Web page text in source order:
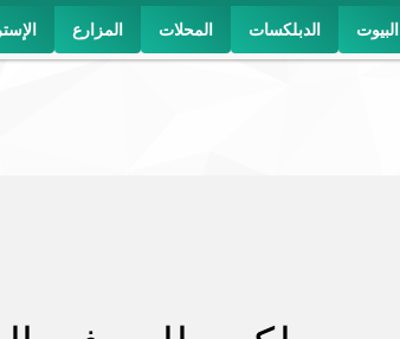
المزارع المحلات الدبلكسات البيوت